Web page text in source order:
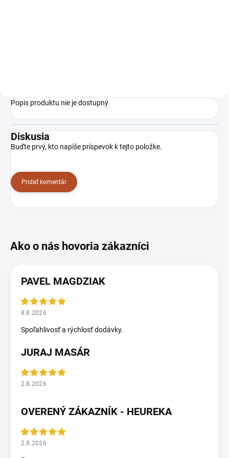
Popis produktu nie je dostupný
Diskusia
Buďte prvý, kto napíše príspevok k tejto položke.
Pridať komentár
PAVEL MAGDZIAK
8.8.2026
Spoľahlivosť a rýchlosť dodávky.
JURAJ MASÁR
2.8.2026
OVERENÝ ZÁKAZNÍK - HEUREKA
2.8.2026